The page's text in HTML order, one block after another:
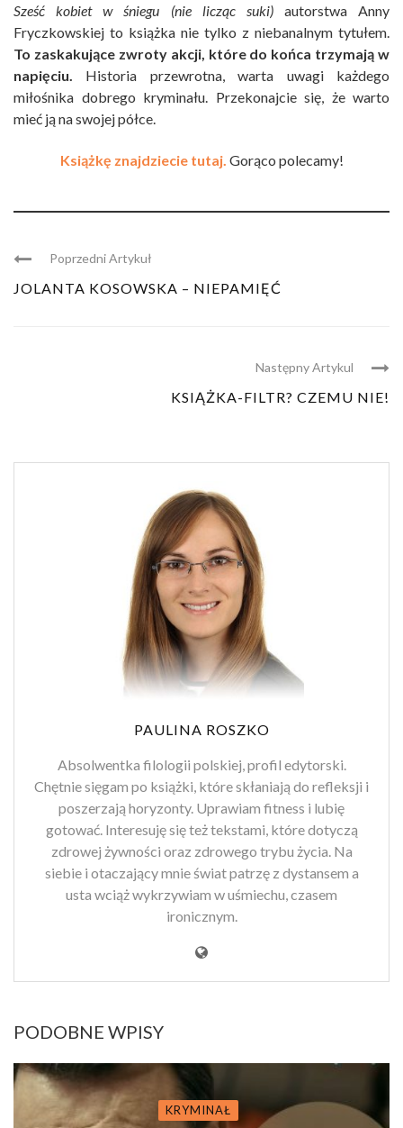
Sześć kobiet w śniegu (nie licząc suki) autorstwa Anny
Fryczkowskiej to książka nie tylko z niebanalnym tytułem.
To zaskakujące zwroty akcji, które do końca trzymają w
napięciu. Historia przewrotna, warta uwagi każdego
miłośnika dobrego kryminału. Przekonajcie się, że warto
mieć ją na swojej półce.
Książkę znajdziecie tutaj. Gorąco polecamy!
Poprzedni Artykuł
JOLANTA KOSOWSKA – NIEPAMIĘĆ
Następny Artykul
KSIĄŻKA-FILTR? CZEMU NIE!
PAULINA ROSZKO
Absolwentka filologii polskiej, profil edytorski.
Chętnie sięgam po książki, które skłaniają do refleksji i
poszerzają horyzonty. Uprawiam fitness i lubię
gotować. Interesuję się też tekstami, które dotyczą
zdrowej żywności oraz zdrowego trybu życia. Na
siebie i otaczający mnie świat patrzę z dystansem a
usta wciąż wykrzywiam w uśmiechu, czasem
ironicznym.
PODOBNE WPISY
KRYMINAŁ